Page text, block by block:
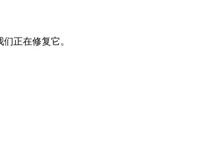
正在修复它。